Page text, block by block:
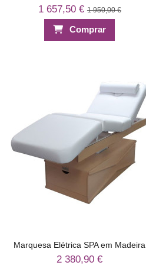
1 657,50 € 1 950,00 €
Comprar
Marquesa Elétrica SPA em Madeira
2 380,90 €